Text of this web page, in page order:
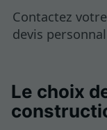
Contactez
devis
Le choix